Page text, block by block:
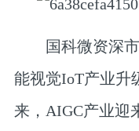
国科微资深
能视觉IoT产业升
来，AIGC产业迎